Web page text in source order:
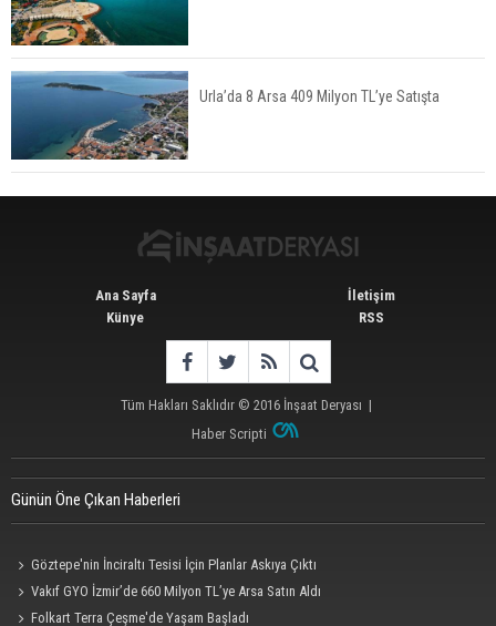
İkinci El Konut Fiyatları İspanya'da Bir Yılda
Konut Satışları Güçlü Seyrini Korudu Yabancıya
Satış Geriledi
Urla’da 8 Arsa 409 Milyon TL’ye Satışta
Ana Sayfa
Künye
İletişim
RSS
Tüm Hakları Saklıdır © 2016 İnşaat Deryası |
Haber Scripti
Günün Öne Çıkan Haberleri
Göztepe'nin İnciraltı Tesisi İçin Planlar Askıya Çıktı
Vakıf GYO İzmir’de 660 Milyon TL’ye Arsa Satın Aldı
Folkart Terra Çeşme'de Yaşam Başladı